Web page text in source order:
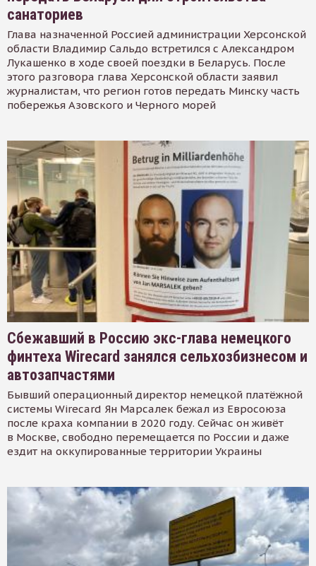
санаториев
Глава назначенной Россией администрации Херсонской
области Владимир Сальдо встретился с Александром
Лукашенко в ходе своей поездки в Беларусь. После
этого разговора глава Херсонской области заявил
журналистам, что регион готов передать Минску часть
побережья Азовского и Черного морей
Сбежавший в Россию экс-глава немецкого
финтеха Wirecard занялся сельхозбизнесом и
автозапчастями
Бывший операционный директор немецкой платёжной
системы Wirecard Ян Марсалек бежал из Евросоюза
после краха компании в 2020 году. Сейчас он живёт
в Москве, свободно перемещается по России и даже
ездит на оккупированные территории Украины